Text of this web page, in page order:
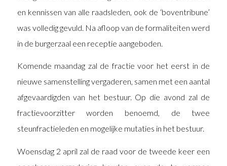
en kennissen van alle raadsleden, ook de ‘boventribune’
was volledig gevuld. Na afloop van de formaliteiten werd
in de burgerzaal een receptie aangeboden.
Komende maandag zal de fractie voor het eerst in de
nieuwe samenstelling vergaderen, samen met een aantal
afgevaardigden van het bestuur. Op die avond zal de
fractievoorzitter worden benoemd, de twee
steunfractieleden en mogelijke mutaties in het bestuur.
Woensdag 2 april zal de raad voor de tweede keer een